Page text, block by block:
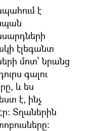
է
էլեգանտ
մոտ՝ նրանց
գալու
և ես
է, ինչ
Տղաներին